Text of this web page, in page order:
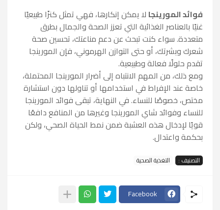
فوائد المورينجا لا يمكن إنكارها، فهي تمثل كنزًا طبيعيًا
غنيًا بالعناصر الغذائية التي تعزز الصحة والجمال بطرق
متعددة. سواء كنت تبحث عن دعم مناعتك، تحسين صحة
شعرك وبشرتك، أو حتى التوازن الهرموني، فإن المورينجا
تقدم حلولًا فعالة وطبيعية.
ومع ذلك، من المهم الانتباه إلى أضرار المورينجا المحتملة،
خاصة عند الإفراط في استخدامها أو تناولها دون استشارة
مختص، خصوصًا للنساء. في النهاية، تبقى فوائد المورينجا
للنساء وفوائد شاي المورينجا وغيرها من المنافع دافعًا
قويًا لإدخال هذه العشبة ضمن نمط الحياة الصحي، ولكن
بحكمة واعتدال.
التصنيف : التغذية الصحية
Facebook